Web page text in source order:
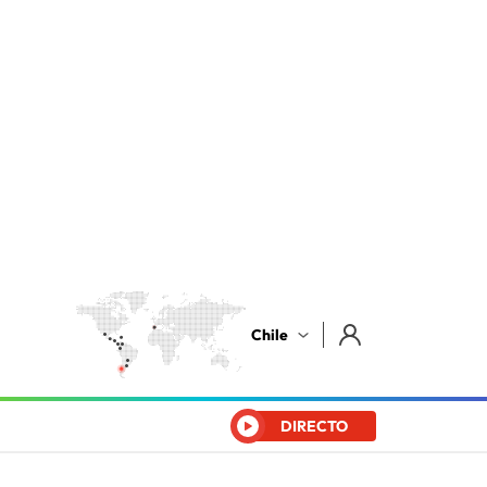
Chile
DIRECTO